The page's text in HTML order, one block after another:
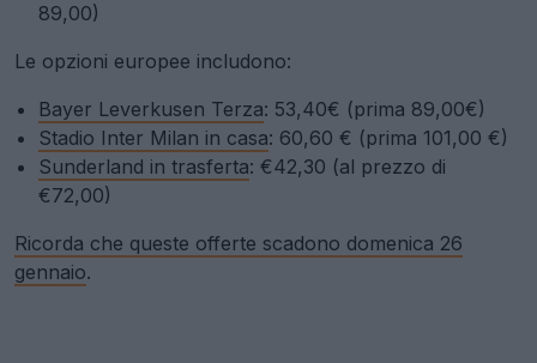
89,00)
Le opzioni europee includono:
Bayer Leverkusen Terza: 53,40€ (prima 89,00€)
Stadio Inter Milan in casa: 60,60 € (prima 101,00 €)
Sunderland in trasferta: €42,30 (al prezzo di
€72,00)
Ricorda che queste offerte scadono domenica 26
gennaio.